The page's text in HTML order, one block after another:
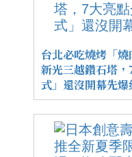
台北必吃燒烤「
新光三越鑽石塔
式」還沒開幕先爆